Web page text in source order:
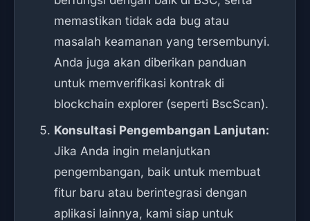
memastikan tidak ada bug atau
masalah keamanan yang tersembunyi.
Anda juga akan diberikan panduan
untuk memverifikasi kontrak di
blockchain explorer (seperti BscScan).
Konsultasi Pengembangan Lanjutan:
Jika Anda ingin melanjutkan
pengembangan, baik untuk membuat
fitur baru atau berintegrasi dengan
aplikasi lainnya, kami siap untuk